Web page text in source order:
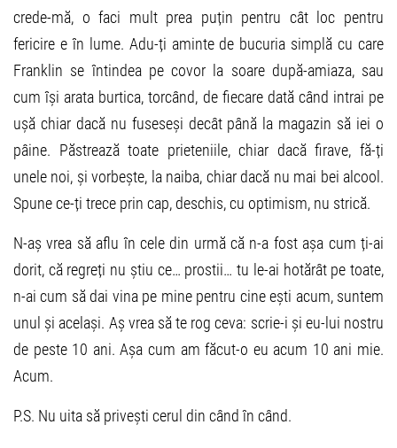
crede-mă, o faci mult prea puțin pentru cât loc pentru
fericire e în lume. Adu-ți aminte de bucuria simplă cu care
Franklin se întindea pe covor la soare după-amiaza, sau
cum își arata burtica, torcând, de fiecare dată când intrai pe
ușă chiar dacă nu fuseseși decât până la magazin să iei o
pâine. Păstrează toate prieteniile, chiar dacă firave, fă-ți
unele noi, și vorbește, la naiba, chiar dacă nu mai bei alcool.
Spune ce-ți trece prin cap, deschis, cu optimism, nu strică.
N-aș vrea să aflu în cele din urmă că n-a fost așa cum ți-ai
dorit, că regreți nu știu ce… prostii… tu le-ai hotărât pe toate,
n-ai cum să dai vina pe mine pentru cine ești acum, suntem
unul și același. Aș vrea să te rog ceva: scrie-i și eu-lui nostru
de peste 10 ani. Așa cum am făcut-o eu acum 10 ani mie.
Acum.
P.S. Nu uita să privești cerul din când în când.